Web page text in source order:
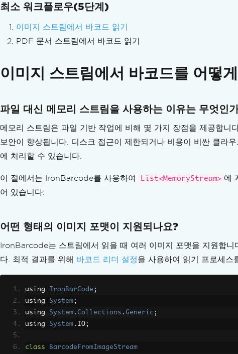
최소 워크플로우(5단계)
이미지 스트림에서 바코드 읽기
PDF 문서 스트림에서 바코드 읽기
이미지 스트림에서 바코드를 어떻
파일 대신 메모리 스트림을 사용하는 이유는 무엇인
메모리 스트림은 파일 기반 작업에 비해 몇 가지 장점을 제공합
보안이 향상됩니다. 디스크 접근이 제한되거나 비용이 비싼 클라
에 처리할 수 있습니다.
이 절에서는 IronBarcode를 사용하여 List<MemoryStream> 에
어 있습니다:
어떤 형태의 이미지 포맷이 지원되나요?
IronBarcode는 스트림에서 읽을 때 여러 이미지 포맷을 지원합
다. 최적 결과를 위해 바코드 리더 설정을 사용하여 읽기 프로세스
using IronBarCode ;
using System;
using System . Collections . Generic ;
using System . IO;
class BarcodeFromImageStream